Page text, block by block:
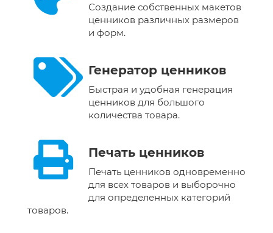
Создание собственных макетов
ценников различных размеров
и форм.
Генератор ценников
Быстрая и удобная генерация
ценников для большого
количества товара.
Печать ценников
Печать ценников одновременно
для всех товаров и выборочно
для определенных категорий
товаров.